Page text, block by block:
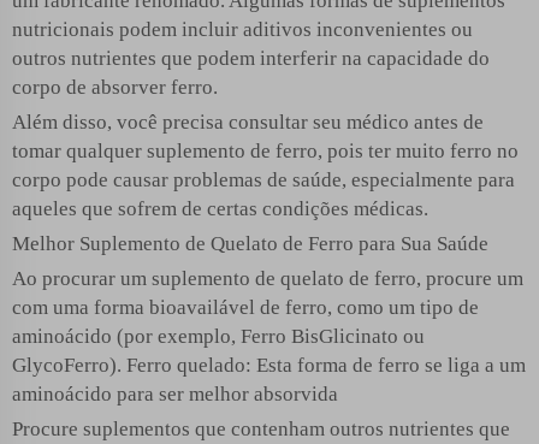
nutricionais podem incluir aditivos inconvenientes ou
outros nutrientes que podem interferir na capacidade do
corpo de absorver ferro.
Além disso, você precisa consultar seu médico antes de
tomar qualquer suplemento de ferro, pois ter muito ferro no
corpo pode causar problemas de saúde, especialmente para
aqueles que sofrem de certas condições médicas.
Melhor Suplemento de Quelato de Ferro para Sua Saúde
Ao procurar um suplemento de quelato de ferro, procure um
com uma forma bioavailável de ferro, como um tipo de
aminoácido (por exemplo, Ferro BisGlicinato ou
GlycoFerro). Ferro quelado: Esta forma de ferro se liga a um
aminoácido para ser melhor absorvida
Procure suplementos que contenham outros nutrientes que